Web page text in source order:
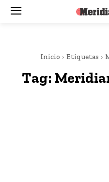
Inicio Etiquetas
Tag: